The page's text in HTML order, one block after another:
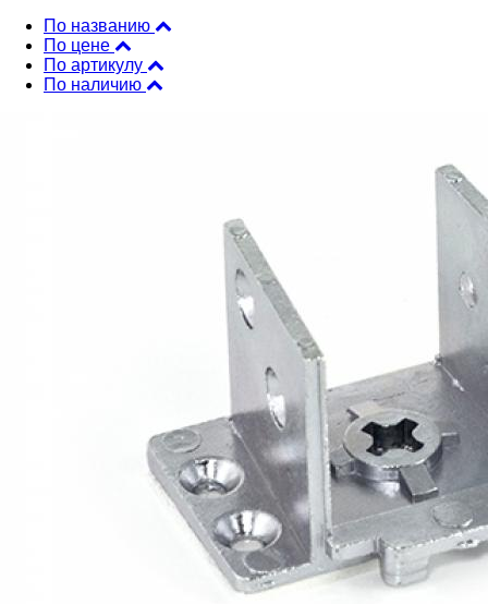
По названию
По цене
По артикулу
По наличию